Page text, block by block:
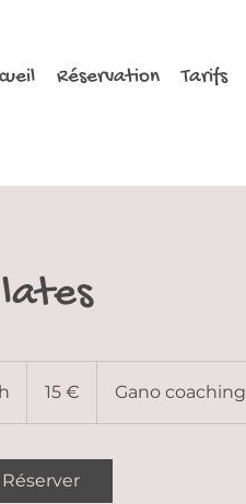
Réservation Tarifs
15 € Gano coaching
Réserver